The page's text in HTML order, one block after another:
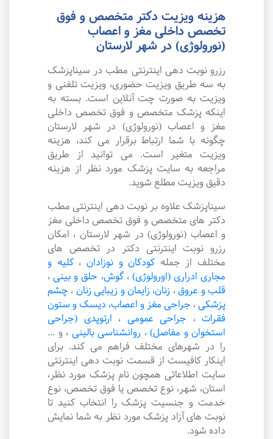
هزینه ویزیت دکتر متخصص و فوق
تخصص داخلی مغز و اعصاب
(نورولوژی) در شهر لارستان
رزرو نوبت دهی اینترنتی مطب در سیناپزشک
به سه طریق ویزیت حضوری، ویزیت تلفنی و
ویزیت به صورت چت آنلاین است. بسته به
اینکه پزشک متخصص و فوق تخصص داخلی
مغز و اعصاب (نورولوژی) در شهر لارستان
چگونه با شما ارتباط برقرار می کند، هزینه
ویزیت متغیر است. می توانید از طریق
مراجعه به سایت پزشک مورد نظر از هزینه
دقیق ویزیت مطلع شوید.
سیناپزشک علاوه بر نوبت دهی اینترنتی مطب
دکتر های متخصص و فوق تخصص داخلی مغز
و اعصاب (نورولوژی) در شهر لارستان ، امکان
رزرو نوبت اینترنتی دکتر در تخصص های
مختلف از جمله کودکان و نوزادان ،کلیه و
مجاری ادراری (اورولوژی) ،گوش، حلق و بینی ،
قلب و عروق، زنان، زایمان و زیبایی زنان ، چشم
پزشکی، جراحی مغز و اعصاب، دیسک و ستون
فقرات ، جراحی عمومی ، ارتوپدی (جراحی
استخوان و مفاصل) ، روانشناسی بالینی ، و ...
را در شهرهای مختلف فراهم می کند. برای
اینکار کافیست از قسمت نوبت دهی اینترنتی
سایت اطلاعاتی همچون نام پزشک مورد نظر،
استان، شهر، نوع تخصص یا فوق تخصص، نوع
خدمت و جنسیت پزشک را انتخاب کنید تا
نوبت های آزاد پزشک مورد نظر به شما نمایش
داده شود.